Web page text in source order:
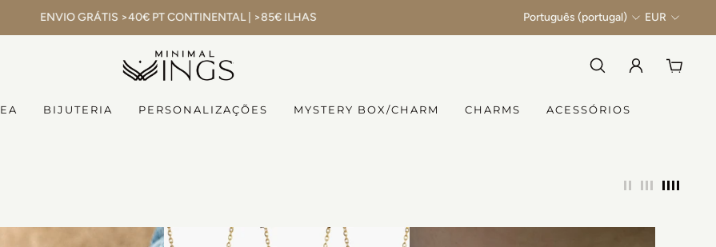
ENVIO GRÁTIS >40€ PT CONTINENTAL | >85€ ILHAS Português (portugal) EUR
BIJUTERIA PERSONALIZAÇÕES MYSTERY BOX/CHARM CHARMS ACESSÓRIOS